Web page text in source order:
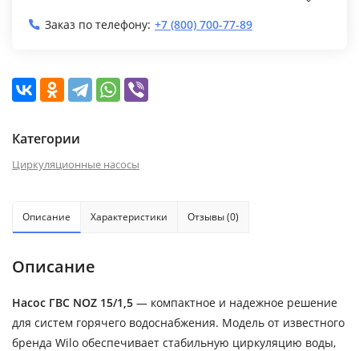
Заказ по телефону: +7 (800) 700-77-89
Категории
Циркуляционные насосы
Описание Характеристики Отзывы (0)
Описание
Насос ГВС NOZ 15/1,5 — компактное и надежное решение
для систем горячего водоснабжения. Модель от известного
бренда Wilo обеспечивает стабильную циркуляцию воды,